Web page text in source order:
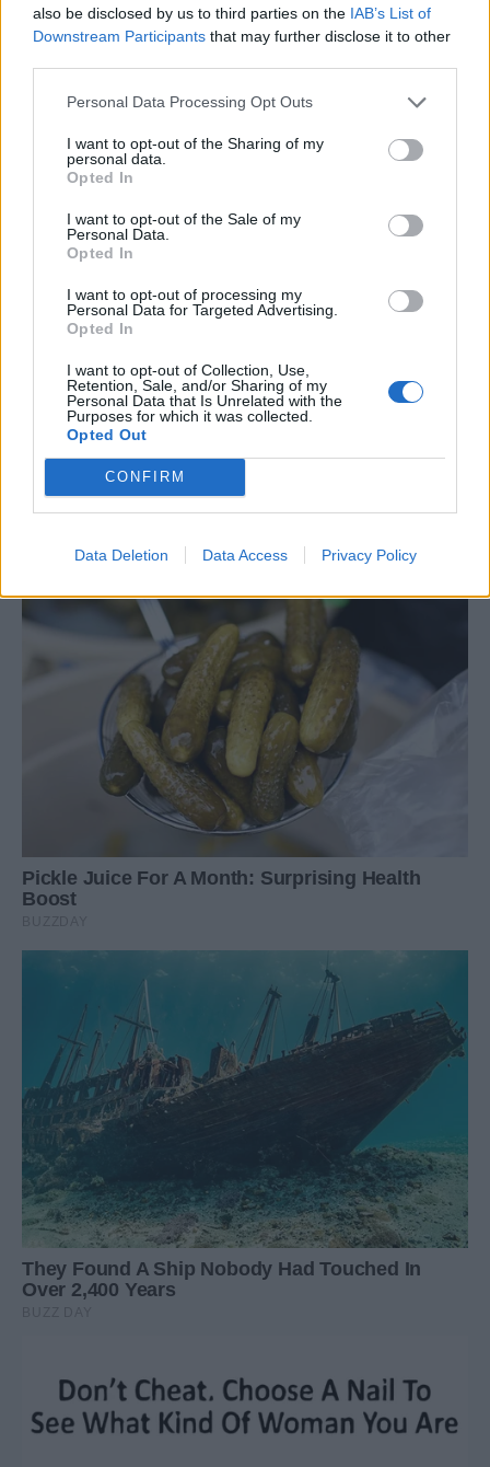
also be disclosed by us to third parties on the IAB’s List of
Downstream Participants that may further disclose it to other
Personal Data Processing Opt Outs
I want to opt-out of the Sharing of my
personal data.
Opted In
I want to opt-out of the Sale of my
Personal Data.
Opted In
I want to opt-out of processing my
Personal Data for Targeted Advertising.
Opted In
I want to opt-out of Collection, Use,
Retention, Sale, and/or Sharing of my
Personal Data that Is Unrelated with the
Purposes for which it was collected.
Opted Out
CONFIRM
Data Deletion Data Access Privacy Policy